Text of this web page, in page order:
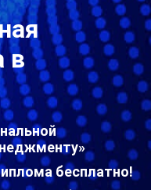
в
бесплатно!